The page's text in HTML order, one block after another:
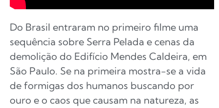
Do Brasil entraram no primeiro filme uma
sequência sobre Serra Pelada e cenas da
demolição do Edifício Mendes Caldeira, em
São Paulo. Se na primeira mostra-se a vida
de formigas dos humanos buscando por
ouro e o caos que causam na natureza, as